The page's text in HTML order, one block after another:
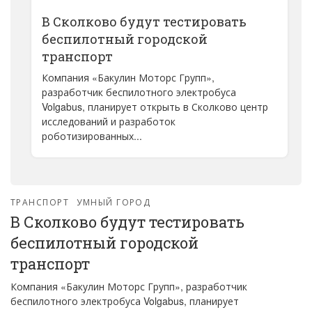
В Сколково будут тестировать
беспилотный городской
транспорт
Компания «Бакулин Моторс Групп»,
разработчик беспилотного электробуса
Volgabus, планирует открыть в Сколково центр
исследований и разработок
роботизированных...
ТРАНСПОРТ УМНЫЙ ГОРОД
В Сколково будут тестировать
беспилотный городской
транспорт
Компания «Бакулин Моторс Групп», разработчик
беспилотного электробуса Volgabus, планирует